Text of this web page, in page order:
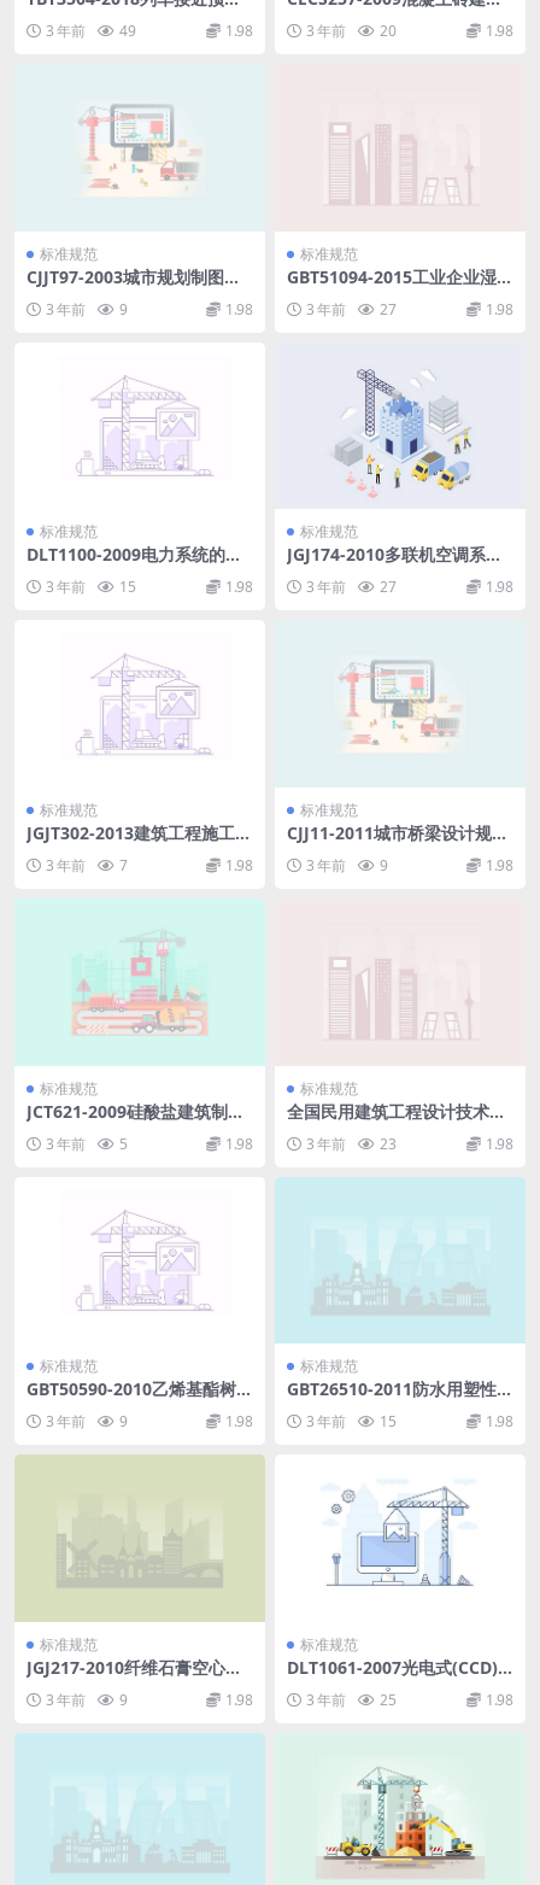
3 年前 49 1.98 3 年前 20 1.98
标准规范
CJJT97-2003城市规划制图标
3 年前 9 1.98
标准规范
GBT51094-2015工业企业湿式
3 年前 27 1.98
标准规范
DLT1100-2009电力系统的时
间同步系统(第1-2部分).PDF
3 年前 15 1.98
标准规范
JGJ174-2010多联机空调系统
3 年前 27 1.98
标准规范
JGJT302-2013建筑工程施工过
程结构分析与监测技术规范.p
df 3 年前 7 1.98
标准规范
CJJ11-2011城市桥梁设计规范.
3 年前 9 1.98
标准规范
JCT621-2009硅酸盐建筑制品
3 年前 5 1.98
标准规范
全国民用建筑工程设计技术措
3 年前 23 1.98
标准规范
GBT50590-2010乙烯基酯树脂
3 年前 9 1.98
标准规范
GBT26510-2011防水用塑性体
3 年前 15 1.98
标准规范
JGJ217-2010纤维石膏空心大
板复合墙体结构技术规程.pdf
3 年前 9 1.98
标准规范
DLT1061-2007光电式(CCD)
3 年前 25 1.98